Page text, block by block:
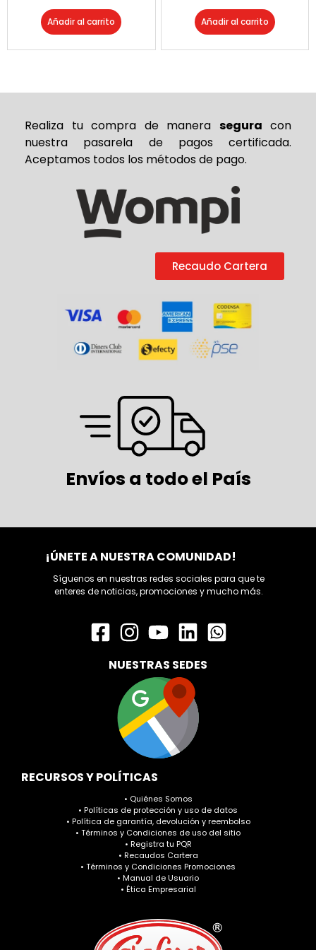
Añadir al carrito Añadir al carrito
Realiza tu compra de manera segura con
nuestra pasarela de pagos certificada.
Aceptamos todos los métodos de pago.
Recaudo Cartera
Envíos a todo el País
¡ÚNETE A NUESTRA COMUNIDAD!
Síguenos en nuestras redes sociales para que te
enteres de noticias, promociones y mucho más.
NUESTRAS SEDES
RECURSOS Y POLÍTICAS
• Quiénes Somos
• Políticas de protección y uso de datos
• Política de garantía, devolución y reembolso
• Términos y Condiciones de uso del sitio
• Registra tu PQR
• Recaudos Cartera
• Términos y Condiciones Promociones
• Manual de Usuario
• Ética Empresarial